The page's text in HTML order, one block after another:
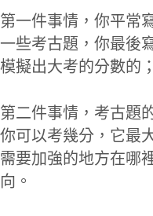
第一件事情，你平常
一些考古題，你最後
模擬出大考的分數的；
第二件事情，考古題
你可以考幾分，它最
需要加強的地方在哪
向。